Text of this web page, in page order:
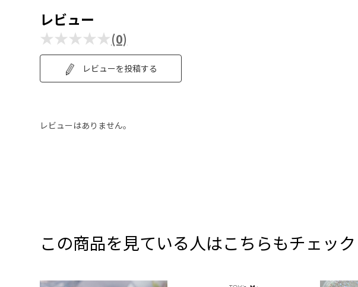
レビュー
★★★★★(0)
レビューを投稿する
レビューはありません。
この商品を見ている人はこちらもチェック